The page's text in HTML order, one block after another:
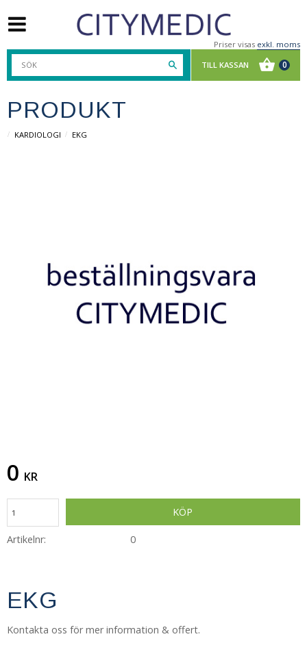
Priser visas exkl. moms
PRODUKT
KARDIOLOGI EKG
0 KR
KÖP
Artikelnr 0
EKG
Kontakta oss för mer information & offert.